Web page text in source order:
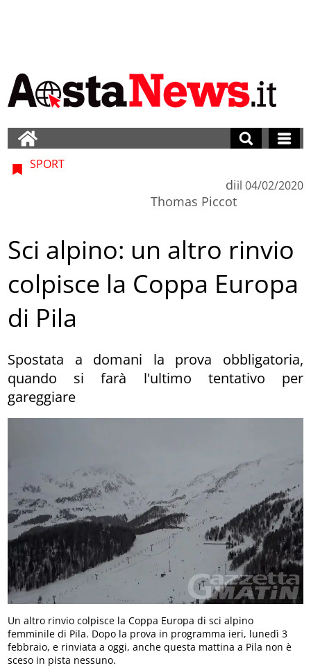
SPORT
di
Thomas Piccot
il 04/02/2020
Sci alpino: un altro rinvio
colpisce la Coppa Europa
di Pila
Spostata a domani la prova obbligatoria,
quando si farà l'ultimo tentativo per
gareggiare
Un altro rinvio colpisce la Coppa Europa di sci alpino
femminile di Pila. Dopo la prova in programma ieri, lunedì 3
febbraio, e rinviata a oggi, anche questa mattina a Pila non è
sceso in pista nessuno.